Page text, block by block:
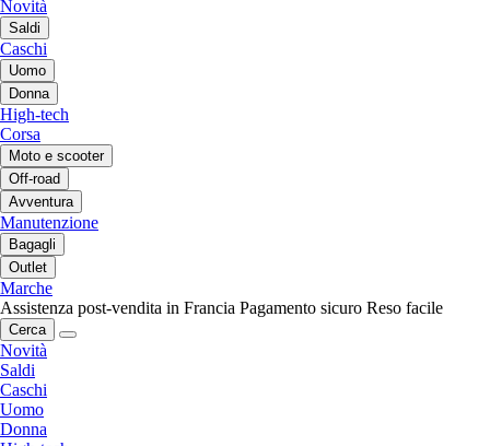
Novità
Saldi
Caschi
Uomo
Donna
High-tech
Corsa
Moto e scooter
Off-road
Avventura
Manutenzione
Bagagli
Outlet
Marche
Assistenza post-vendita in Francia Pagamento sicuro Reso facile
Cerca
Novità
Saldi
Caschi
Uomo
Donna